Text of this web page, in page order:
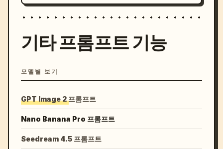
기타 프롬프트 기능
모델별 보기
GPT Image 2 프롬프트
Nano Banana Pro 프롬프트
Seedream 4.5 프롬프트